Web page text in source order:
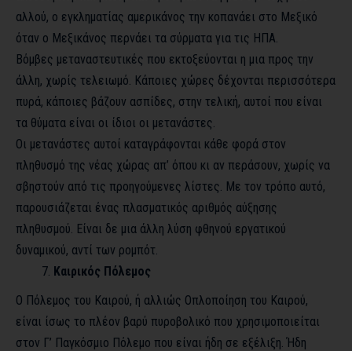
αλλού, ο εγκληματίας αμερικάνος την κοπανάει στο Μεξικό
όταν ο Μεξικάνος περνάει τα σύρματα για τις ΗΠΑ.
Βόμβες μεταναστευτικές που εκτοξεύονται η μια προς την
άλλη, χωρίς τελειωμό. Κάποιες χώρες δέχονται περισσότερα
πυρά, κάποιες βάζουν ασπίδες, στην τελική, αυτοί που είναι
τα θύματα είναι οι ίδιοι οι μετανάστες.
Οι μετανάστες αυτοί καταγράφονται κάθε φορά στον
πληθυσμό της νέας χώρας απ’ όπου κι αν περάσουν, χωρίς να
σβηστούν από τις προηγούμενες λίστες. Με τον τρόπο αυτό,
παρουσιάζεται ένας πλασματικός αριθμός αύξησης
πληθυσμού. Είναι δε μια άλλη λύση φθηνού εργατικού
δυναμικού, αντί των ρομπότ.
Καιρικός Πόλεμος
Ο Πόλεμος του Καιρού, ή αλλιώς Οπλοποίηση του Καιρού,
είναι ίσως το πλέον βαρύ πυροβολικό που χρησιμοποιείται
στον Γ’ Παγκόσμιο Πόλεμο που είναι ήδη σε εξέλιξη. Ήδη